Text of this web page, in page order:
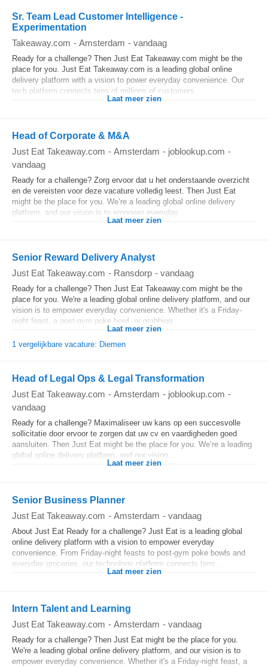
Sr. Team Lead Customer Intelligence -
Experimentation
Takeaway.com - Amsterdam - vandaag
Ready for a challenge? Then Just Eat Takeaway.com might be the
place for you. Just Eat Takeaway.com is a leading global online
delivery platform with a vision to power everyday convenience. Our
tech platform connects tens of millions of customers...
Laat meer zien
Head of Corporate & M&A
Just Eat Takeaway.com - Amsterdam - joblookup.com -
vandaag
Ready for a challenge? Zorg ervoor dat u het onderstaande overzicht
en de vereisten voor deze vacature volledig leest. Then Just Eat
might be the place for you. We’re a leading global online delivery
platform, and our vision is to empower everyday...
Laat meer zien
Senior Reward Delivery Analyst
Just Eat Takeaway.com - Ransdorp - vandaag
Ready for a challenge? Then Just Eat Takeaway.com might be the
place for you. We're a leading global online delivery platform, and our
vision is to empower everyday convenience. Whether it's a Friday-
night feast, a post-gym poke bowl, or grabbing...
Laat meer zien
1 vergelijkbare vacature: Diemen
Head of Legal Ops & Legal Transformation
Just Eat Takeaway.com - Amsterdam - joblookup.com -
vandaag
Ready for a challenge? Maximaliseer uw kans op een succesvolle
sollicitatie door ervoor te zorgen dat uw cv en vaardigheden goed
aansluiten. Then Just Eat might be the place for you. We’re a leading
global online delivery platform, and our vision...
Laat meer zien
Senior Business Planner
Just Eat Takeaway.com - Amsterdam - vandaag
About Just Eat Ready for a challenge? Just Eat is a leading global
online delivery platform with a vision to empower everyday
convenience. From Friday-night feasts to post-gym poke bowls and
everyday groceries, our technology platform connects tens...
Laat meer zien
Intern Talent and Learning
Just Eat Takeaway.com - Amsterdam - vandaag
Ready for a challenge? Then Just Eat might be the place for you.
We're a leading global online delivery platform, and our vision is to
empower everyday convenience. Whether it's a Friday-night feast, a